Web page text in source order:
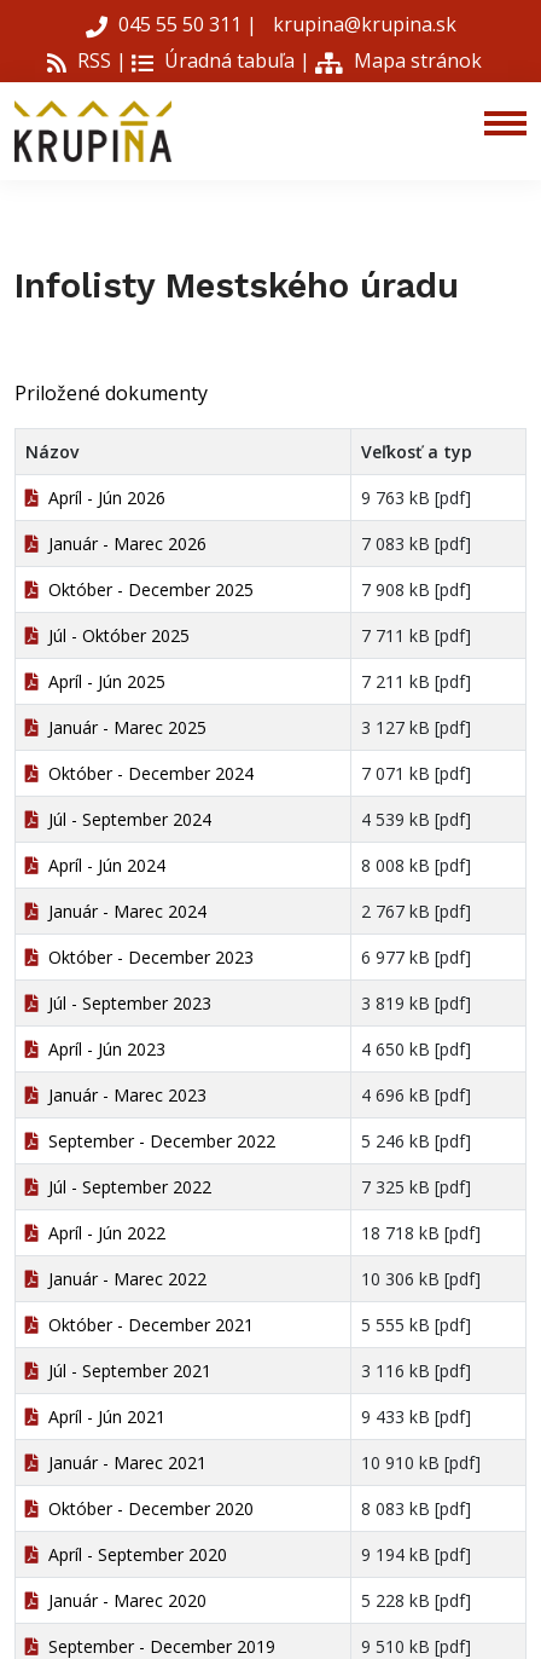
045 55 50 311 |
krupina@krupina.sk
RSS |
Úradná tabuľa | Mapa stránok
Infolisty Mestského úradu
Priložené dokumenty
Názov
Veľkosť a typ
Apríl - Jún 2026
9 763 kB [pdf]
Január - Marec 2026
7 083 kB [pdf]
Október - December 2025
7 908 kB [pdf]
Júl - Október 2025
7 711 kB [pdf]
Apríl - Jún 2025
7 211 kB [pdf]
Január - Marec 2025
3 127 kB [pdf]
Október - December 2024
7 071 kB [pdf]
Júl - September 2024
4 539 kB [pdf]
Apríl - Jún 2024
8 008 kB [pdf]
Január - Marec 2024
2 767 kB [pdf]
Október - December 2023
6 977 kB [pdf]
Júl - September 2023
3 819 kB [pdf]
Apríl - Jún 2023
4 650 kB [pdf]
Január - Marec 2023
4 696 kB [pdf]
September - December 2022
5 246 kB [pdf]
Júl - September 2022
7 325 kB [pdf]
Apríl - Jún 2022
18 718 kB [pdf]
Január - Marec 2022
10 306 kB [pdf]
Október - December 2021
5 555 kB [pdf]
Júl - September 2021
3 116 kB [pdf]
Apríl - Jún 2021
9 433 kB [pdf]
Január - Marec 2021
10 910 kB [pdf]
Október - December 2020
8 083 kB [pdf]
Apríl - September 2020
9 194 kB [pdf]
Január - Marec 2020
5 228 kB [pdf]
September - December 2019
9 510 kB [pdf]